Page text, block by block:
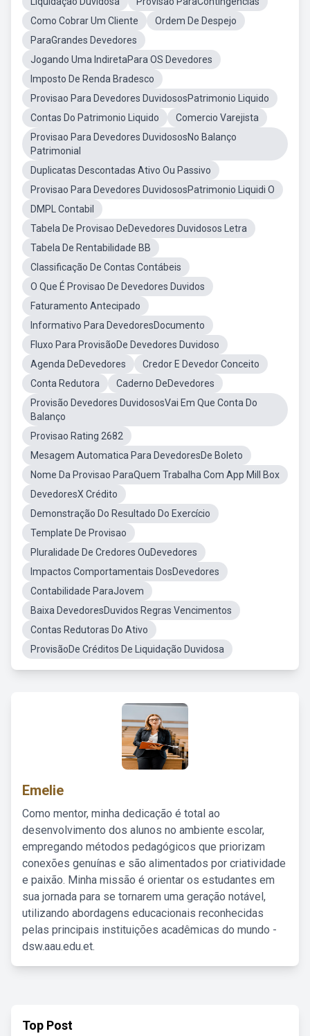
Como Cobrar Um Cliente
Ordem De Despejo
ParaGrandes Devedores
Jogando Uma IndiretaPara OS Devedores
Imposto De Renda Bradesco
Provisao Para Devedores DuvidososPatrimonio Liquido
Contas Do Patrimonio Liquido
Comercio Varejista
Provisao Para Devedores DuvidososNo Balanço
Patrimonial
Duplicatas Descontadas Ativo Ou Passivo
Provisao Para Devedores DuvidososPatrimonio Liquidi O
DMPL Contabil
Tabela De Provisao DeDevedores Duvidosos Letra
Tabela De Rentabilidade BB
Classificação De Contas Contábeis
O Que É Provisao De Devedores Duvidos
Faturamento Antecipado
Informativo Para DevedoresDocumento
Fluxo Para ProvisãoDe Devedores Duvidoso
Agenda DeDevedores
Credor E Devedor Conceito
Conta Redutora
Caderno DeDevedores
Provisão Devedores DuvidososVai Em Que Conta Do
Balanço
Provisao Rating 2682
Mesagem Automatica Para DevedoresDe Boleto
Nome Da Provisao ParaQuem Trabalha Com App Mill Box
DevedoresX Crédito
Demonstração Do Resultado Do Exercício
Template De Provisao
Pluralidade De Credores OuDevedores
Impactos Comportamentais DosDevedores
Contabilidade ParaJovem
Baixa DevedoresDuvidos Regras Vencimentos
Contas Redutoras Do Ativo
ProvisãoDe Créditos De Liquidação Duvidosa
Emelie
Como mentor, minha dedicação é total ao
desenvolvimento dos alunos no ambiente escolar,
empregando métodos pedagógicos que priorizam
conexões genuínas e são alimentados por criatividade
e paixão. Minha missão é orientar os estudantes em
sua jornada para se tornarem uma geração notável,
utilizando abordagens educacionais reconhecidas
pelas principais instituições acadêmicas do mundo -
dsw.aau.edu.et.
Top Post